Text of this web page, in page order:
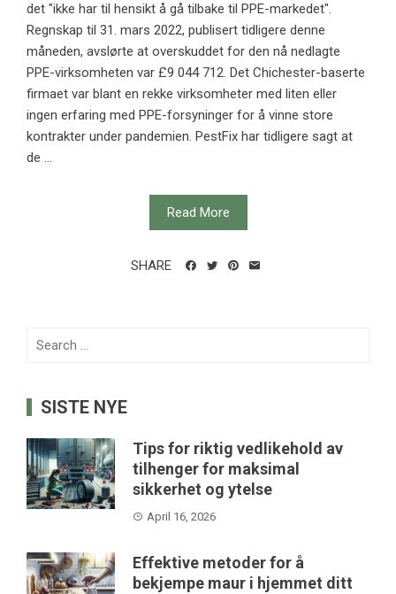
det "ikke har til hensikt å gå tilbake til PPE-markedet".
Regnskap til 31. mars 2022, publisert tidligere denne
måneden, avslørte at overskuddet for den nå nedlagte
PPE-virksomheten var £9 044 712. Det Chichester-baserte
firmaet var blant en rekke virksomheter med liten eller
ingen erfaring med PPE-forsyninger for å vinne store
kontrakter under pandemien. PestFix har tidligere sagt at
de ...
Read More
SHARE
Search
SISTE NYE
Tips for riktig vedlikehold av
tilhenger for maksimal
sikkerhet og ytelse
April 16, 2026
Effektive metoder for å
bekjempe maur i hjemmet ditt